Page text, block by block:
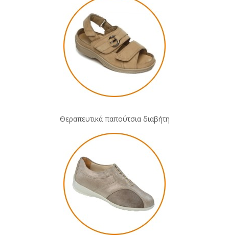
Θεραπευτικά παπούτσια διαβήτη